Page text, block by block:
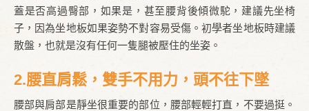
蓋是否高過臀部，如果是，甚至腰背後傾微駝，建議先坐椅
子，因為坐地板如果姿勢不對容易受傷。初學者坐地板時建議
散盤，也就是沒有任何一隻腿被壓住的坐姿。
2.腰直肩鬆，雙手不用力，頭不往下墜
腰部與肩部是靜坐很重要的部位，腰部輕輕打直，不要過挺。